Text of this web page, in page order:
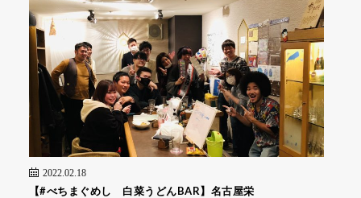
2022.02.18
【#べちまぐめし 白菜うどんBAR】名古屋栄